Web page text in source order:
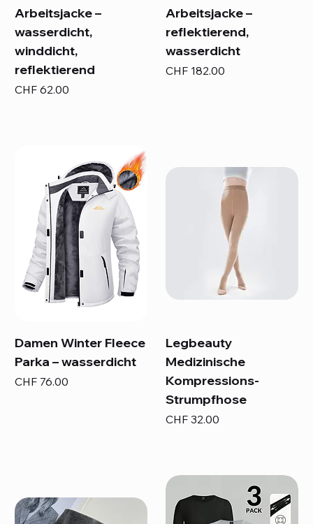
Arbeitsjacke –
wasserdicht,
winddicht,
reflektierend
Preis
CHF 62.00
Arbeitsjacke –
reflektierend,
wasserdicht
Preis
CHF 182.00
Damen Winter Fleece
Parka – wasserdicht
Preis
CHF 76.00
Legbeauty
Medizinische
Kompressions-
Strumpfhose
Preis
CHF 32.00